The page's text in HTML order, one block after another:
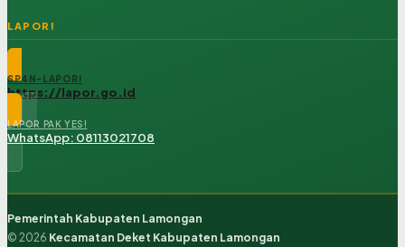
LAPOR!
SP4N-LAPOR!
https://lapor.go.id
LAPOR PAK YES!
WhatsApp: 08113021708
Pemerintah Kabupaten Lamongan
© 2026 Kecamatan Deket Kabupaten Lamongan